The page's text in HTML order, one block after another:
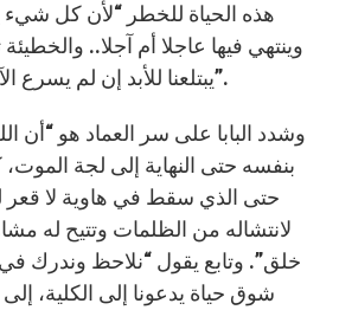
هذه الحياة للخطر “لأن كل شيء
وينتهي فيها عاجلا أم آجلا..
يبتلعنا للأبد إن لم يسرع الآب من عليائه لنجدتنا”.
وشدد البابا على سر العماد هو “أن
بنفسه حتى النهاية إلى لجة
حتى الذي سقط في هاوية لا قعر
لانتشاله من الظلمات وتتيح له
خلق”. وتابع يقول “نلاحظ وندرك في
شوق حياة يدعونا إلى الكلية،